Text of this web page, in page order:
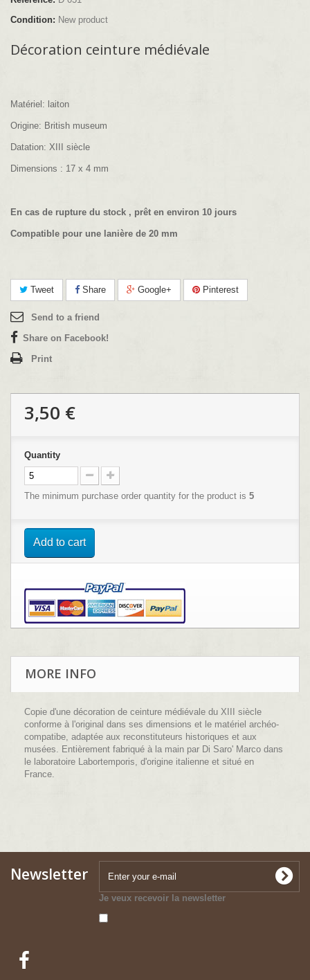
Condition: New product
Décoration ceinture médiévale
Matériel: laiton
Origine: British museum
Datation: XIII siècle
Dimensions : 17 x 4 mm
En cas de rupture du stock , prêt en environ 10 jours
Compatible pour une lanière de 20 mm
Tweet Share Google+ Pinterest
Send to a friend
Share on Facebook!
Print
3,50 €
Quantity
The minimum purchase order quantity for the product is 5
Add to cart
MORE INFO
Copie d'une décoration de ceinture médiévale du XIII siècle
conforme à l'original dans ses dimensions et le matériel archéo-
compatibe, adaptée aux reconstituteurs historiques et aux
musées. Entièrement fabriqué à la main par Di Saro' Marco dans
le laboratoire Labortemporis, d'origine italienne et situé en
France.
Newsletter
Je veux recevoir la newsletter